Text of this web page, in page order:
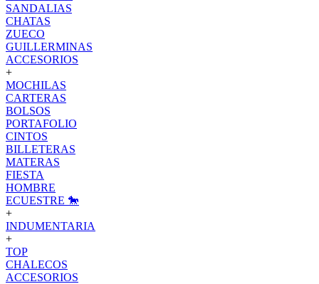
SANDALIAS
CHATAS
ZUECO
GUILLERMINAS
ACCESORIOS
+
MOCHILAS
CARTERAS
BOLSOS
PORTAFOLIO
CINTOS
BILLETERAS
MATERAS
FIESTA
HOMBRE
ECUESTRE 🐎
+
INDUMENTARIA
+
TOP
CHALECOS
ACCESORIOS